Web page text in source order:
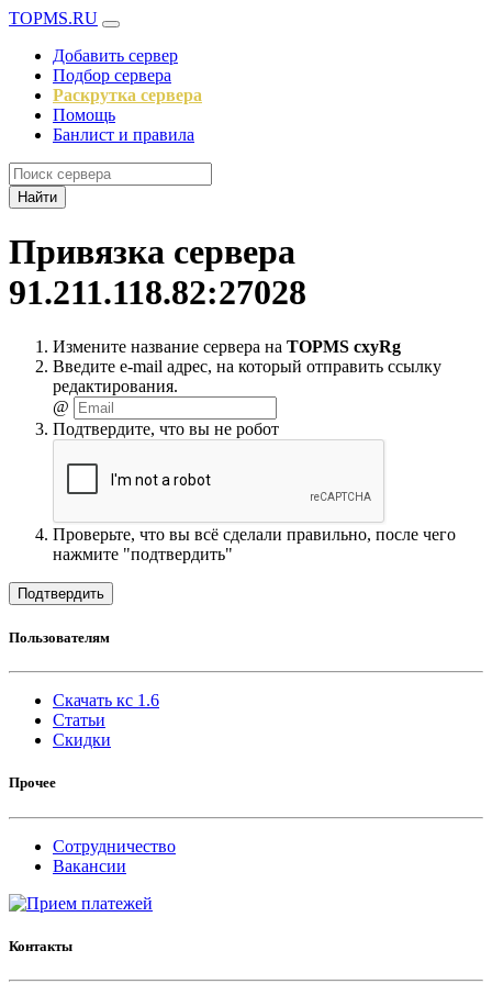
TOPMS.RU
Добавить сервер
Подбор сервера
Раскрутка сервера
Помощь
Банлист и правила
Найти
Привязка сервера
91.211.118.82:27028
Измените название сервера на TOPMS cxyRg
Введите e-mail адрес, на который отправить ссылку
редактирования.
@
Подтвердите, что вы не робот
Проверьте, что вы всё сделали правильно, после чего
нажмите "подтвердить"
Подтвердить
Пользователям
Скачать кс 1.6
Статьи
Скидки
Прочее
Сотрудничество
Вакансии
Контакты